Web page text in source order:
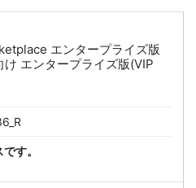
エンタープライズ版
エンタープライズ版(VIP
す。